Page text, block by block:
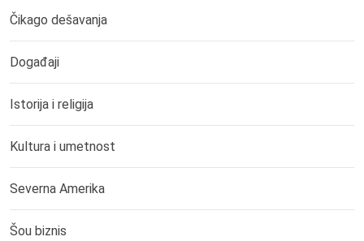
Čikago dešavanja
Događaji
Istorija i religija
Kultura i umetnost
Severna Amerika
Šou biznis